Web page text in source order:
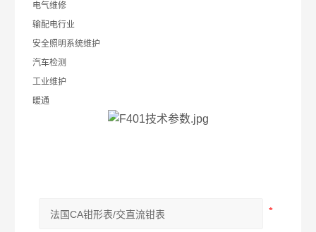
电气维修
输配电行业
安全照明系统维护
汽车检测
工业维护
暖通